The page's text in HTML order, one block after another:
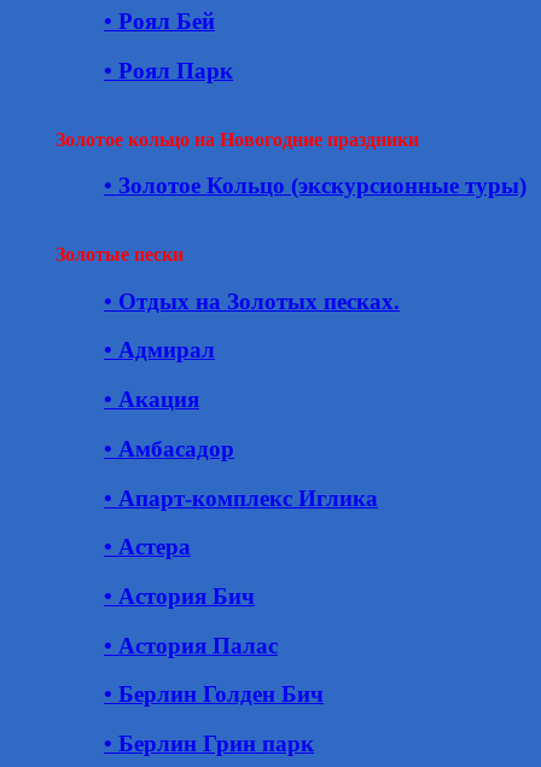
• Роял Бей
• Роял Парк
Золотое кольцо на Новогодние праздники
• Золотое Кольцо (экскурсионные туры)
Золотые пески
• Отдых на Золотых песках.
• Адмирал
• Акация
• Амбасадор
• Апарт-комплекс Иглика
• Астера
• Астория Бич
• Астория Палас
• Берлин Голден Бич
• Берлин Грин парк